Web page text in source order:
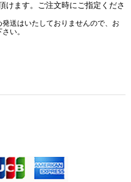
けます。ご注文時にご指定くださ
送はいたしておりませんので、お
い。